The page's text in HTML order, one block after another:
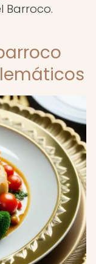
Barroco.